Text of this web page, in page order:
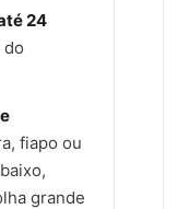
24
do
fiapo ou
grande